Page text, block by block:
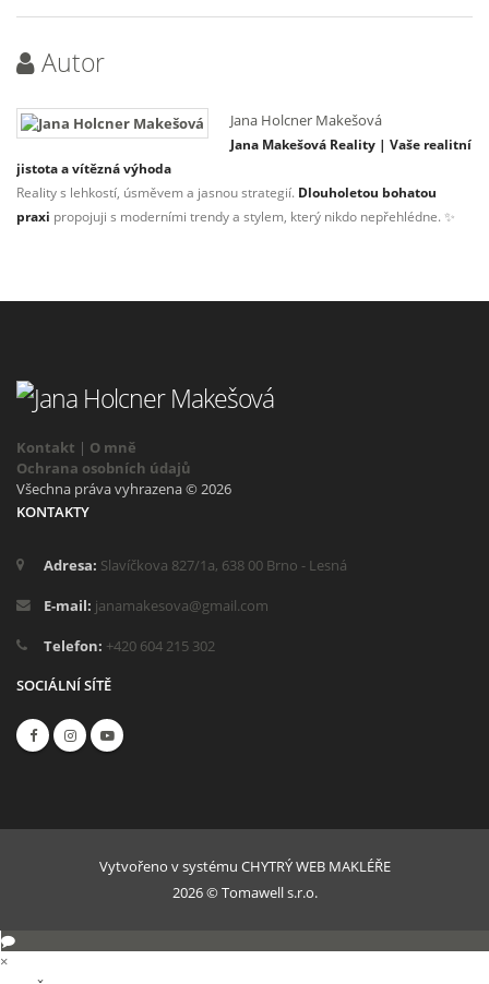
Autor
Jana Holcner Makešová
Jana Makešová Reality | Vaše realitní
jistota a vítězná výhoda
Reality s lehkostí, úsměvem a jasnou strategií. Dlouholetou bohatou
praxi propojuji s moderními trendy a stylem, který nikdo nepřehlédne. ✨
Kontakt | O mně
Ochrana osobních údajů
Všechna práva vyhrazena © 2026
KONTAKTY
Adresa: Slavíčkova 827/1a, 638 00 Brno - Lesná
E-mail: janamakesova@gmail.com
Telefon: +420 604 215 302
SOCIÁLNÍ SÍTĚ
Vytvořeno v systému CHYTRÝ WEB MAKLÉŘE
2026 © Tomawell s.r.o.
×